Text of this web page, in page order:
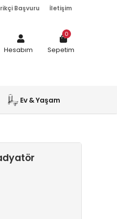
Başvuru İletişim
Hesabım Sepetim
0
Ev & Yaşam